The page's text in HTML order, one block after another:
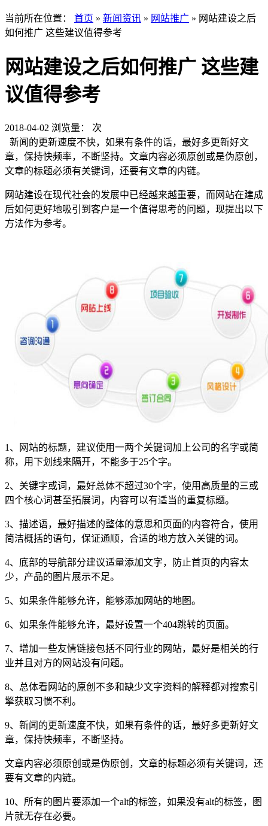
当前所在位置： 首页 » 新闻资讯 » 网站推广 » 网站建设之后
如何推广 这些建议值得参考
网站建设之后如何推广 这些建
议值得参考
2018-04-02 浏览量：
次
新闻的更新速度不快，如果有条件的话，最好多更新好文
章，保持快频率，不断坚持。文章内容必须原创或是伪原创，
文章的标题必须有关键词，还要有文章的内链。
网站建设在现代社会的发展中已经越来越重要，而网站在建成
后如何更好地吸引到客户是一个值得思考的问题，现提出以下
方法作为参考。
1、网站的标题，建议使用一两个关键词加上公司的名字或简
称，用下划线来隔开，不能多于25个字。
2、关键字或词，最好总体不超过30个字，使用高质量的三或
四个核心词甚至拓展词，内容可以有适当的重复标题。
3、描述语，最好描述的整体的意思和页面的内容符合，使用
简洁概括的语句，保证通顺，合适的地方放入关键的词。
4、底部的导航部分建议适量添加文字，防止首页的内容太
少，产品的图片展示不足。
5、如果条件能够允许，能够添加网站的地图。
6、如果条件能够允许，最好设置一个404跳转的页面。
7、增加一些友情链接包括不同行业的网站，最好是相关的行
业并且对方的网站没有问题。
8、总体看网站的原创不多和缺少文字资料的解释都对搜索引
擎获取习惯不利。
9、新闻的更新速度不快，如果有条件的话，最好多更新好文
章，保持快频率，不断坚持。
文章内容必须原创或是伪原创，文章的标题必须有关键词，还
要有文章的内链。
10、所有的图片要添加一个alt的标签，如果没有alt的标签，图
片就无存在必要。